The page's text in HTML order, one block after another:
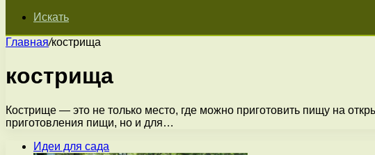
Искать
Главная/кострища
кострища
Кострище — это не только место, где можно приготовить пищу на
приготовления пищи, но и для…
Идеи для сада